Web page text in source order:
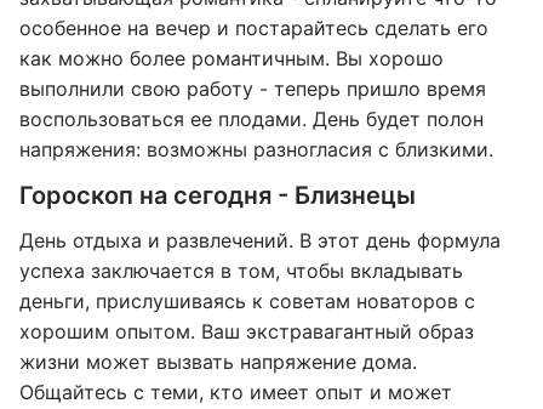
особенное на вечер и постарайтесь сделать его
как можно более романтичным. Вы хорошо
выполнили свою работу - теперь пришло время
воспользоваться ее плодами. День будет полон
напряжения: возможны разногласия с близкими.
Гороскоп на сегодня - Близнецы
День отдыха и развлечений. В этот день формула
успеха заключается в том, чтобы вкладывать
деньги, прислушиваясь к советам новаторов с
хорошим опытом. Ваш экстравагантный образ
жизни может вызвать напряжение дома.
Общайтесь с теми, кто имеет опыт и может